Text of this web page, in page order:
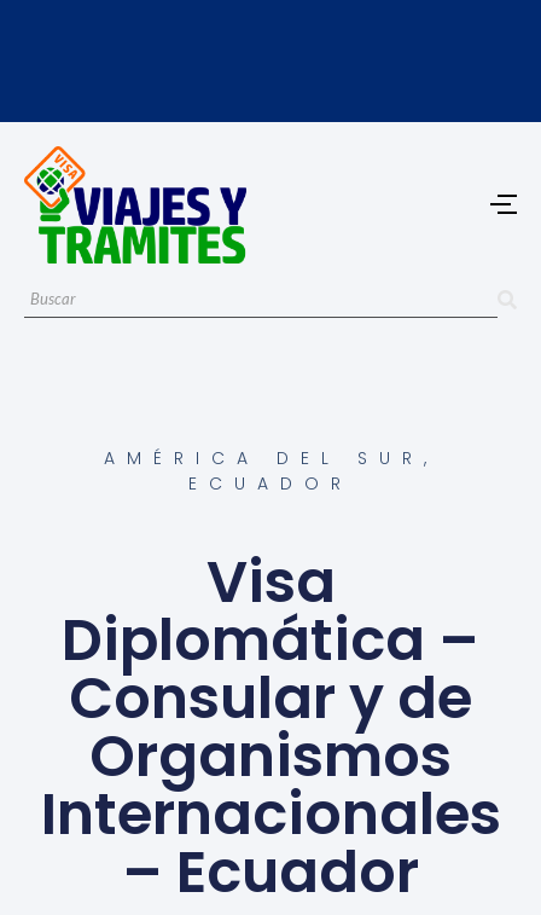
AMÉRICA DEL SUR ,
ECUADOR
Visa
Diplomática –
Consular y de
Organismos
Internacionales
– Ecuador